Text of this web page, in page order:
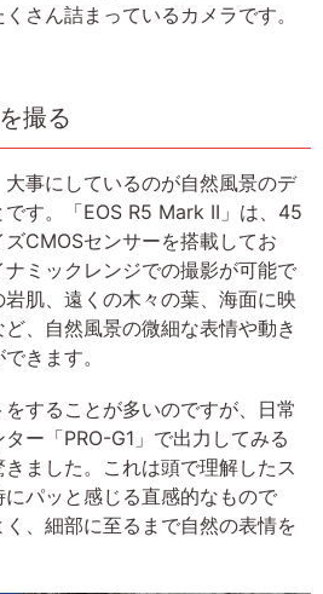
さん詰まっているカメラです。
撮る
事にしているのが自然風景のデ
です。「EOS R5 Mark II」は、45
CMOSセンサーを搭載してお
ミックレンジでの撮影が可能で
肌、遠くの木々の葉、海面に映
、自然風景の微細な表情や動き
きます。
することが多いのですが、日常
ー「PRO-G1」で出力してみる
ました。これは頭で理解したス
パッと感じる直感的なもので
、細部に至るまで自然の表情を